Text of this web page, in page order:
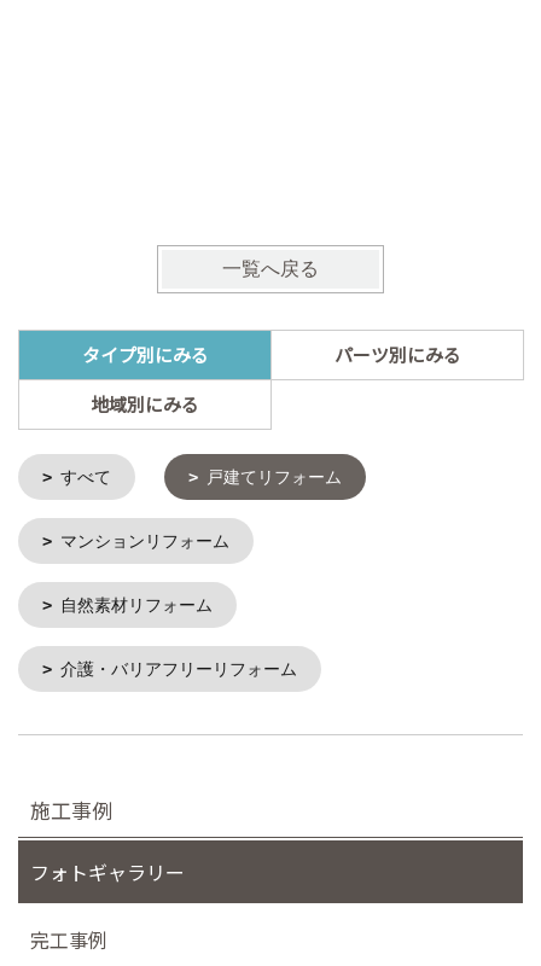
一覧へ戻る
タイプ別にみる
パーツ別にみる
地域別にみる
すべて 戸建てリフォーム
マンションリフォーム
自然素材リフォーム
介護・バリアフリーリフォーム
施工事例
フォトギャラリー
完工事例